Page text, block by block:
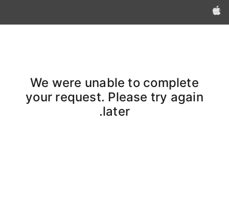
Apple‏
We were unable to complete
your request. Please try again
later.